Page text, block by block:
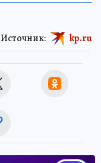
Источник: kp.ru